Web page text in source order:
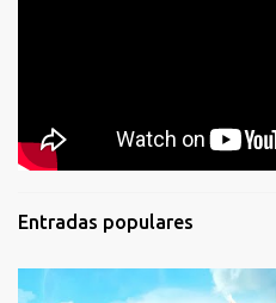
Entradas populares